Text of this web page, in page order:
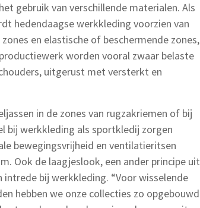
gebruik van verschillende materialen. Als
hedendaagse werkkleding voorzien van
en elastische of beschermende zones,
worden vooral zwaar belaste
uitgerust met versterkt en
in de zones van rugzakriemen of bij
bij werkkleding als sportkledij zorgen
bewegingsvrijheid en ventilatieritsen
Ook de laagjeslook, een ander principe uit
bij werkkleding. “Voor wisselende
hebben we onze collecties zo opgebouwd